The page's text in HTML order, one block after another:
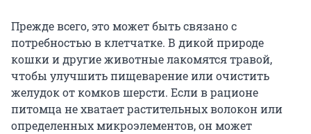
Прежде всего, это может быть связано с
потребностью в клетчатке. В дикой природе
кошки и другие животные лакомятся травой,
чтобы улучшить пищеварение или очистить
желудок от комков шерсти. Если в рационе
питомца не хватает растительных волокон или
определенных микроэлементов, он может